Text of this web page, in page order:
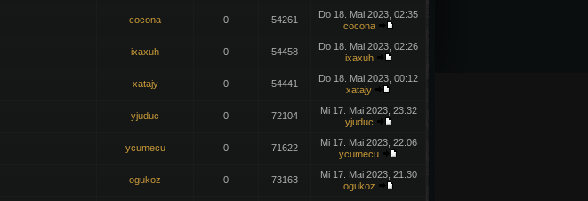
cocona 0 54261
Do 18. Mai 2023, 02:35
cocona
ixaxuh 0 54458
Do 18. Mai 2023, 02:26
ixaxuh
xatajy 0 54441
Do 18. Mai 2023, 00:12
xatajy
yjuduc 0 72104
Mi 17. Mai 2023, 23:32
yjuduc
ycumecu 0 71622
Mi 17. Mai 2023, 22:06
ycumecu
ogukoz 0 73163
Mi 17. Mai 2023, 21:30
ogukoz